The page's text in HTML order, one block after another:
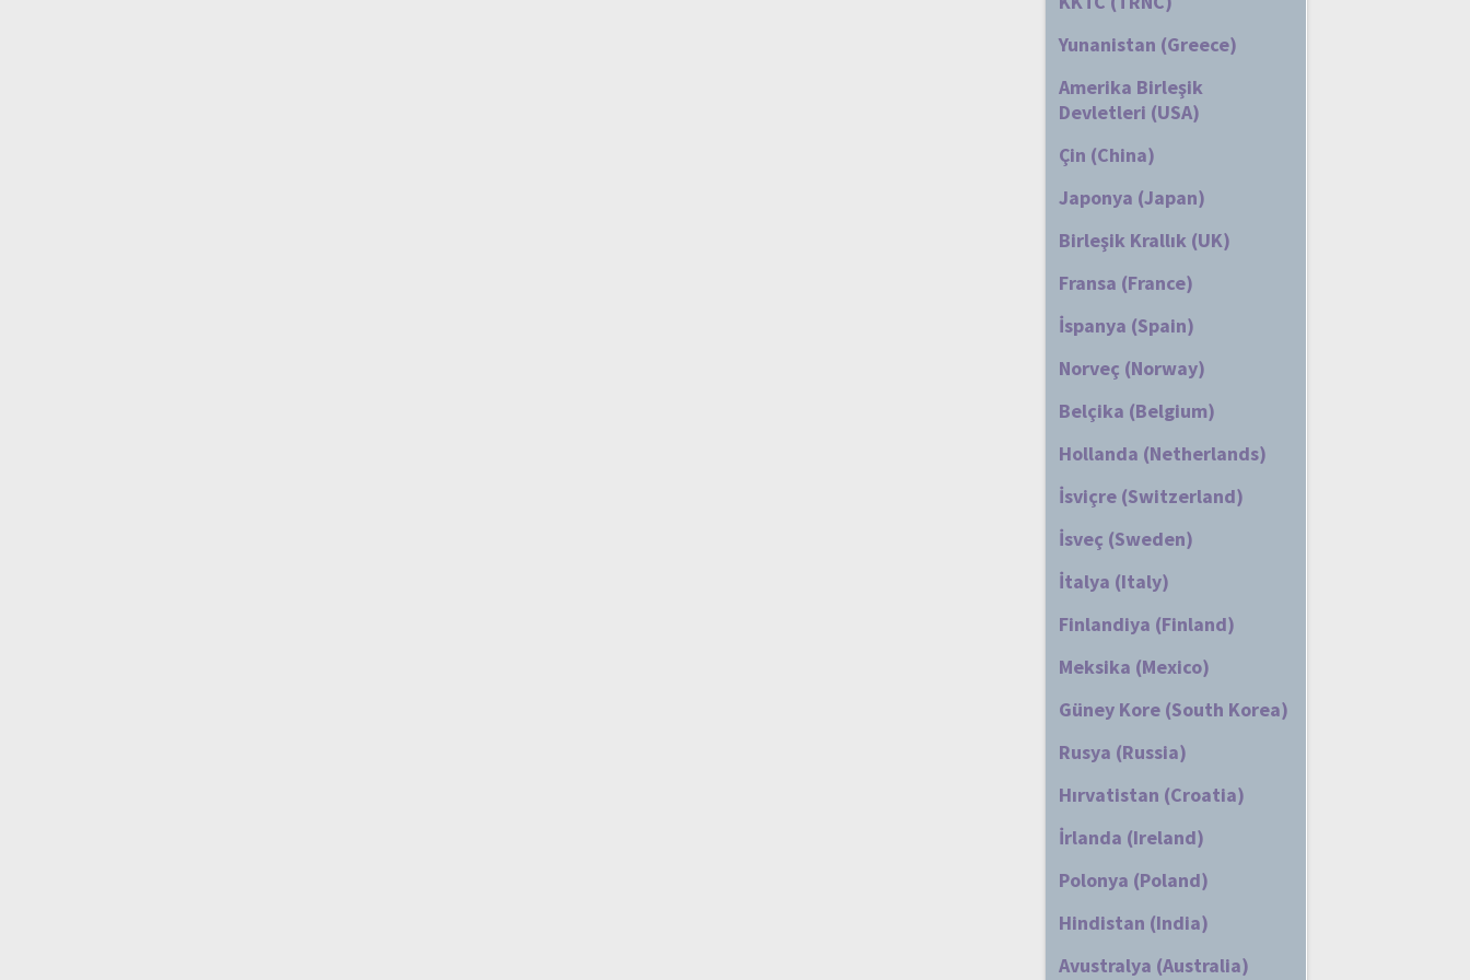
Yunanistan (Greece)
Amerika Birleşik
Devletleri (USA)
Çin (China)
Japonya (Japan)
Birleşik Krallık (UK)
Fransa (France)
İspanya (Spain)
Norveç (Norway)
Belçika (Belgium)
Hollanda (Netherlands)
İsviçre (Switzerland)
İsveç (Sweden)
İtalya (Italy)
Finlandiya (Finland)
Meksika (Mexico)
Güney Kore (South Korea)
Rusya (Russia)
Hırvatistan (Croatia)
İrlanda (Ireland)
Polonya (Poland)
Hindistan (India)
Avustralya (Australia)